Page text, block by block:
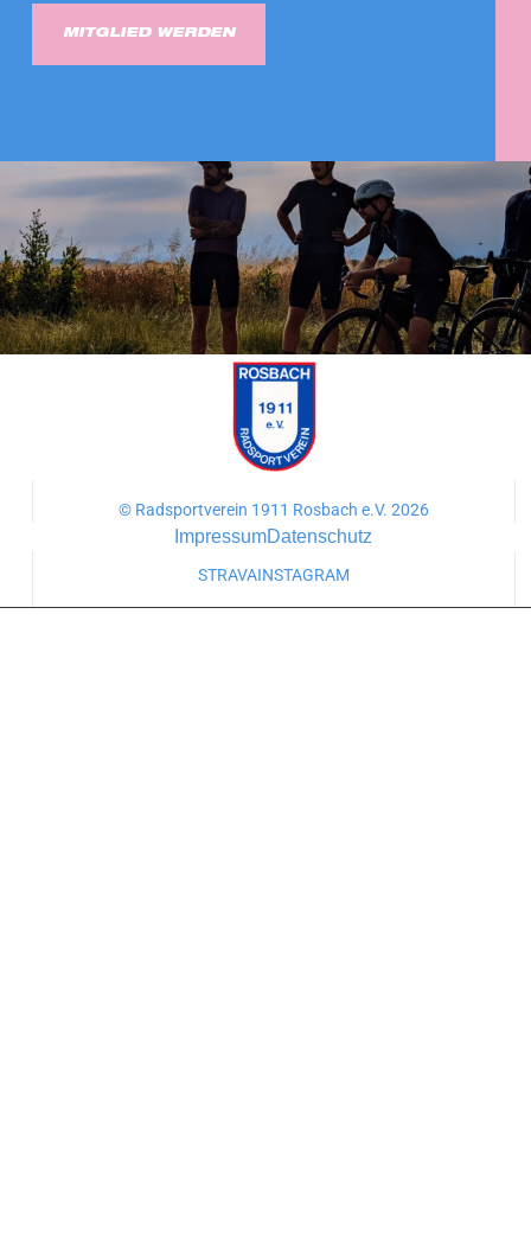
MITGLIED WERDEN
© Radsportverein 1911 Rosbach e.V. 2026
ImpressumDatenschutz
STRAVAINSTAGRAM